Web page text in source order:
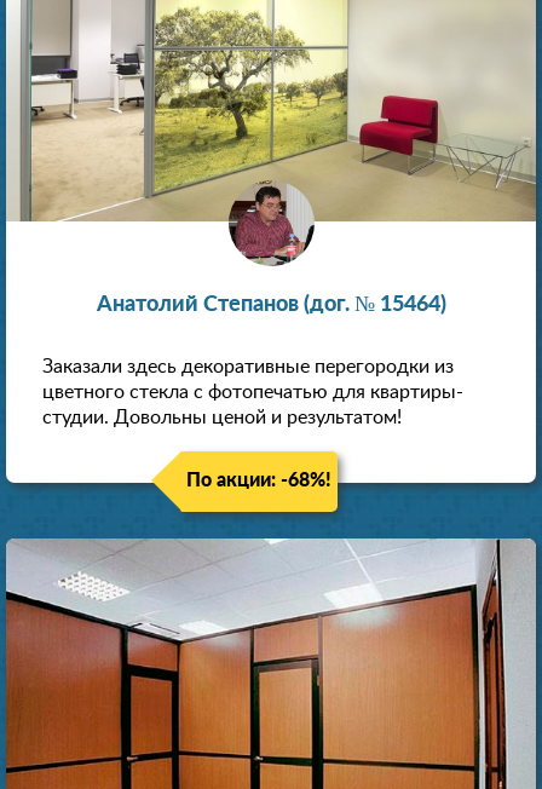
Анатолий Степанов (дог. № 15464)
Заказали здесь декоративные перегородки из
цветного стекла с фотопечатью для квартиры-
студии. Довольны ценой и результатом!
По акции: -68%!